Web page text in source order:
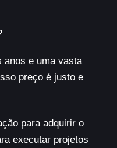
anos e uma vasta
preço é justo e
para adquirir o
executar projetos